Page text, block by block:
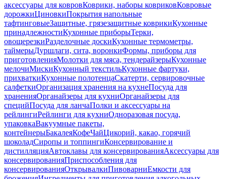
аксессуары для ковровКоврики, наборы ковриковКовровые
дорожкиЦиновкиПокрытия напольные
тафтинговыеЗащитные, грязезащитные коврикиКухонные
принадлежностиКухонные приборыТерки,
овощерезкиРазделочные доскиКухонные термометры,
таймерыДуршлаги, сита, воронкиФормы, приборы для
приготовленияМолотки для мяса, тендерайзерыКухонные
мелочиМискиКухонный текстильКухонные фартуки,
прихваткиКухонные полотенцаСкатерти, сервировочные
салфеткиОрганизация хранения на кухнеПосуда для
храненияОрганайзеры для кухниОрганайзеры для
специйПосуда для ланчаПолки и аксессуары на
рейлингиРейлинги для кухниОдноразовая посуда,
упаковкаВакуумные пакеты,
контейнерыБакалеяКофеЧайЦикорий, какао, горячий
шоколадСиропы и топпингиКонсервирование и
дистилляцияАвтоклавы для консервированияАксессуары для
консервированияПриспособления для
консервированияОткрывалкиПивоварниЕмкости для